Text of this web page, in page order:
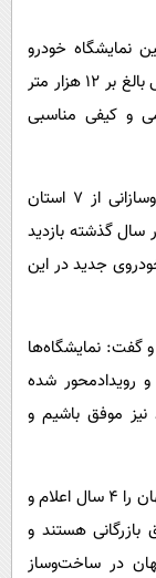
نمایشگاه خودرو
اصفهان گفت: نمایشگاه خودرو اصفهان در فضایی بالغ بر ۱۲ هزار متر
و کیفی مناسبی
طحانیان با تاکید بر این‌که امسال میزبان خودروسازانی از ۷ استان
سال گذشته بازدید
جدید در این
و گفت: نمایشگاه‌ها
رویدادمحور شده
موفق باشیم و
طحانیان زمان ساخت پروژه سایت نمایشگاه اصفهان را ۴ سال اعلام و
بازرگانی هستند و
در ساخت‌وساز